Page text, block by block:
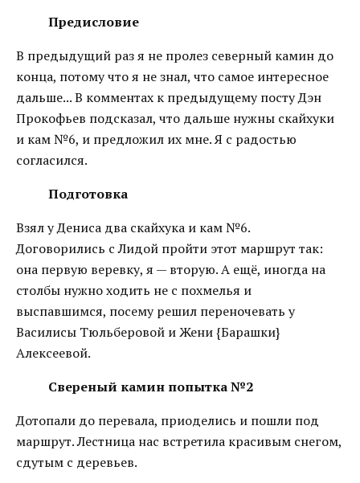
Предисловие
В предыдущий раз я не пролез северный камин до
конца, потому что я не знал, что самое интересное
дальше... В комментах к предыдущему посту Дэн
Прокофьев подсказал, что дальше нужны скайхуки
и кам №6, и предложил их мне. Я с радостью
согласился.
Подготовка
Взял у Дениса два скайхука и кам №6.
Договорились с Лидой пройти этот маршрут так:
она первую веревку, я — вторую. А ещё, иногда на
столбы нужно ходить не с похмелья и
выспавшимся, посему решил переночевать у
Василисы Тюльберовой и Жени {Барашки}
Алексеевой.
Свереный камин попытка №2
Дотопали до перевала, приоделись и пошли под
маршрут. Лестница нас встретила красивым снегом,
сдутым с деревьев.